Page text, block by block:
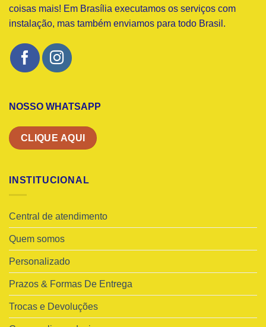
coisas mais! Em Brasília executamos os serviços com
instalação, mas também enviamos para todo Brasil.
NOSSO WHATSAPP
CLIQUE AQUI
INSTITUCIONAL
Central de atendimento
Quem somos
Personalizado
Prazos & Formas De Entrega
Trocas e Devoluções